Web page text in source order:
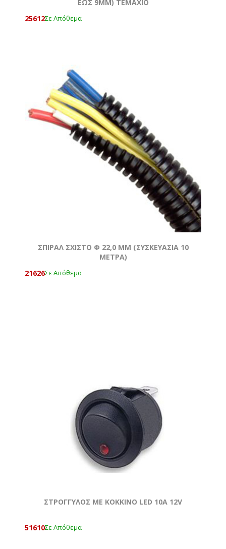
ΕΩΣ 9MM) ΤΕΜΆΧΙΟ
25612Σε Απόθεμα
ΣΠΙΡΑΛ ΣΧΙΣΤΟ Φ 22,0 MM (ΣΥΣΚΕΥΑΣΙΑ 10
ΜΕΤΡΑ)
21626Σε Απόθεμα
ΣΤΡΟΓΓΥΛΟΣ ΜΕ ΚΟΚΚΙΝΟ LED 10A 12V
51610Σε Απόθεμα